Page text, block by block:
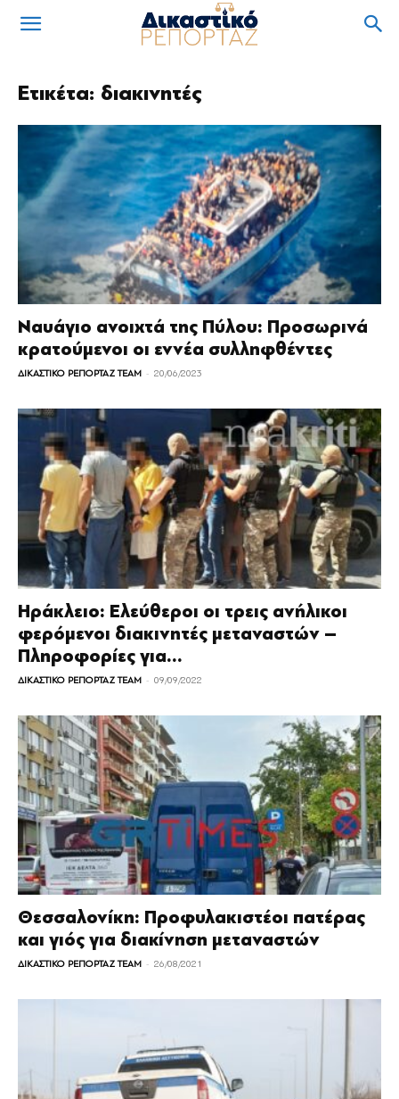
Ετικέτα: διακινητές
Ναυάγιο ανοιχτά της Πύλου: Προσωρινά
κρατούμενοι οι εννέα συλληφθέντες
ΔΙΚΑΣΤΙΚΟ ΡΕΠΟΡΤΑΖ TEAM - 20/06/2023
Ηράκλειο: Ελεύθεροι οι τρεις ανήλικοι
φερόμενοι διακινητές μεταναστών –
Πληροφορίες για...
ΔΙΚΑΣΤΙΚΟ ΡΕΠΟΡΤΑΖ TEAM - 09/09/2022
Θεσσαλονίκη: Προφυλακιστέοι πατέρας
και γιός για διακίνηση μεταναστών
ΔΙΚΑΣΤΙΚΟ ΡΕΠΟΡΤΑΖ TEAM - 26/08/2021